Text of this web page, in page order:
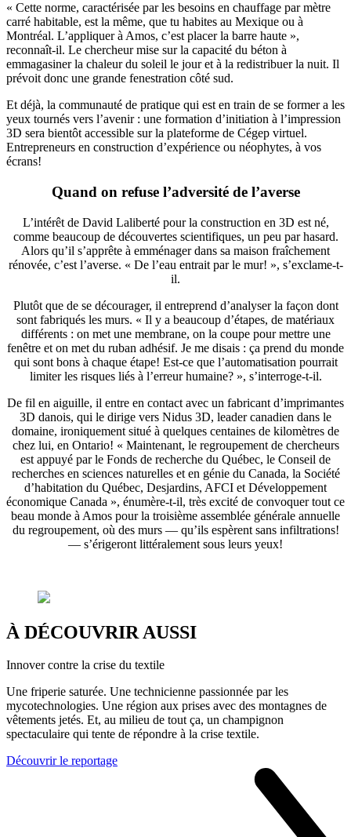
« Cette norme, caractérisée par les besoins en chauffage par mètre
carré habitable, est la même, que tu habites au Mexique ou à
Montréal. L’appliquer à Amos, c’est placer la barre haute »,
reconnaît-il. Le chercheur mise sur la capacité du béton à
emmagasiner la chaleur du soleil le jour et à la redistribuer la nuit. Il
prévoit donc une grande fenestration côté sud.
Et déjà, la communauté de pratique qui est en train de se former a les
yeux tournés vers l’avenir : une formation d’initiation à l’impression
3D sera bientôt accessible sur la plateforme de Cégep virtuel.
Entrepreneurs en construction d’expérience ou néophytes, à vos
écrans!
Quand on refuse l’adversité de l’averse
L’intérêt de David Laliberté pour la construction en 3D est né,
comme beaucoup de découvertes scientifiques, un peu par hasard.
Alors qu’il s’apprête à emménager dans sa maison fraîchement
rénovée, c’est l’averse. « De l’eau entrait par le mur! », s’exclame-t-
il.
Plutôt que de se décourager, il entreprend d’analyser la façon dont
sont fabriqués les murs. « Il y a beaucoup d’étapes, de matériaux
différents : on met une membrane, on la coupe pour mettre une
fenêtre et on met du ruban adhésif. Je me disais : ça prend du monde
qui sont bons à chaque étape! Est-ce que l’automatisation pourrait
limiter les risques liés à l’erreur humaine? », s’interroge-t-il.
De fil en aiguille, il entre en contact avec un fabricant d’imprimantes
3D danois, qui le dirige vers Nidus 3D, leader canadien dans le
domaine, ironiquement situé à quelques centaines de kilomètres de
chez lui, en Ontario! « Maintenant, le regroupement de chercheurs
est appuyé par le Fonds de recherche du Québec, le Conseil de
recherches en sciences naturelles et en génie du Canada, la Société
d’habitation du Québec, Desjardins, AFCI et Développement
économique Canada », énumère-t-il, très excité de convoquer tout ce
beau monde à Amos pour la troisième assemblée générale annuelle
du regroupement, où des murs — qu’ils espèrent sans infiltrations!
— s’érigeront littéralement sous leurs yeux!
À DÉCOUVRIR AUSSI
Innover contre la crise du textile
Une friperie saturée. Une technicienne passionnée par les
mycotechnologies. Une région aux prises avec des montagnes de
vêtements jetés. Et, au milieu de tout ça, un champignon
spectaculaire qui tente de répondre à la crise textile.
Découvrir le reportage